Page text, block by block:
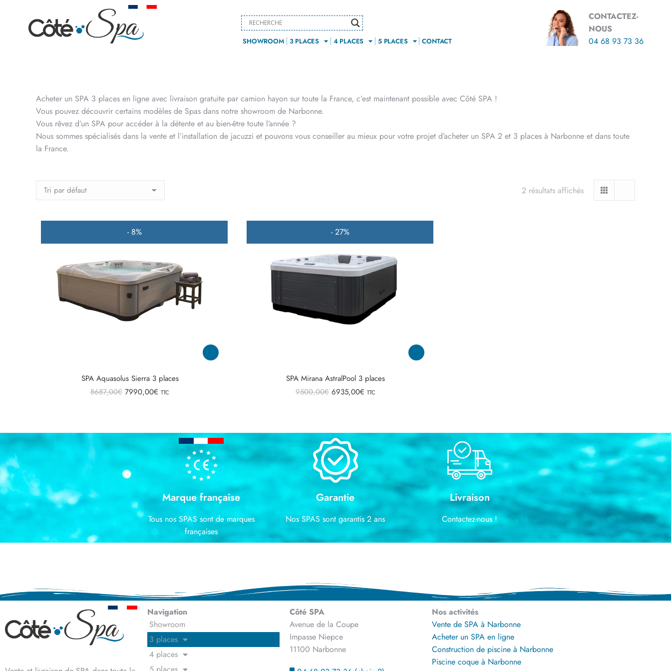
SHOWROOM 3 PLACES 4 PLACES 5 PLACES CONTACT
CONTACTEZ-
NOUS
04 68 93 73 36
Acheter un SPA 3 places en ligne avec livraison gratuite par camion hayon sur toute la France, c’est maintenant possible avec Côté SPA !
Vous pouvez découvrir certains modèles de Spas dans notre showroom de Narbonne.
Vous rêvez d’un SPA pour accéder à la détente et au bien-être toute l’année ?
Nous sommes spécialisés dans la vente et l’installation de jacuzzi et pouvons vous conseiller au mieux pour votre projet d’acheter un SPA 2 et 3 places à Narbonne et dans toute
la France.
2 résultats affichés
- 8%
SPA Aquasolus Sierra 3 places
8687,00€ 7990,00€ TTC
- 27%
SPA Mirana AstralPool 3 places
9500,00€ 6935,00€ TTC
Marque française
Tous nos SPAS sont de marques
françaises
Garantie
Nos SPAS sont garantis 2 ans
Livraison
Contactez-nous !
Navigation
Showroom
3 places
4 places
Côté SPA
Avenue de la Coupe
Impasse Niepce
11100 Narbonne
Nos activités
Vente de SPA à Narbonne
Acheter un SPA en ligne
Construction de piscine à Narbonne
Piscine coque à Narbonne